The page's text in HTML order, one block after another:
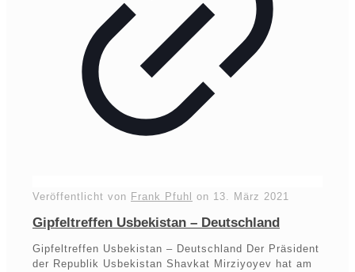
Veröffentlicht von Frank Pfuhl on 13. März 2021
Gipfeltreffen Usbekistan – Deutschland
Gipfeltreffen Usbekistan – Deutschland Der Präsident
der Republik Usbekistan Shavkat Mirziyoyev hat am